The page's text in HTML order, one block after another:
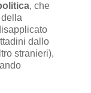
, che
dallo
stranieri),